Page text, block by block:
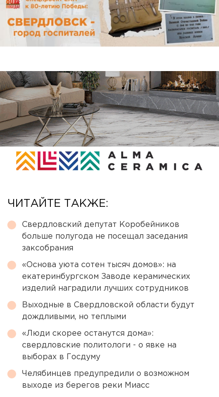
ЧИТАЙТЕ ТАКЖЕ:
Свердловский депутат Коробейников
больше полугода не посещал заседания
заксобрания
«Основа уюта сотен тысяч домов»: на
екатеринбургском Заводе керамических
изделий наградили лучших сотрудников
Выходные в Свердловской области будут
дождливыми, но теплыми
«Люди скорее останутся дома»:
свердловские политологи - о явке на
выборах в Госдуму
Челябинцев предупредили о возможном
выходе из берегов реки Миасс